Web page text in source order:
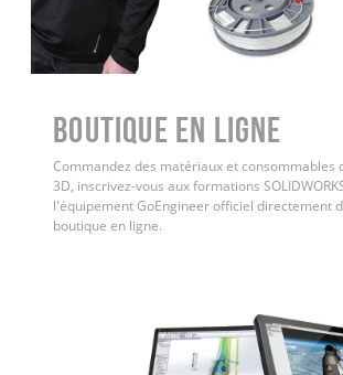
Boutique en ligne
Commandez des matériaux et consommables
3D, inscrivez-vous aux formations
l'équipement GoEngineer officiel directement
boutique en ligne.